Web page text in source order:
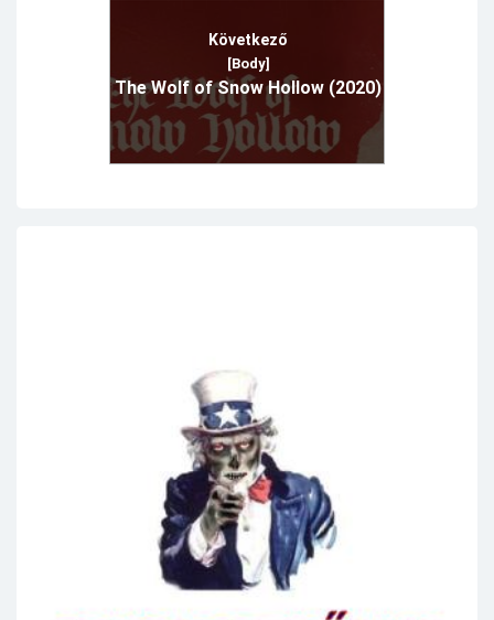
Következő
[Body]
The Wolf of Snow Hollow (2020)